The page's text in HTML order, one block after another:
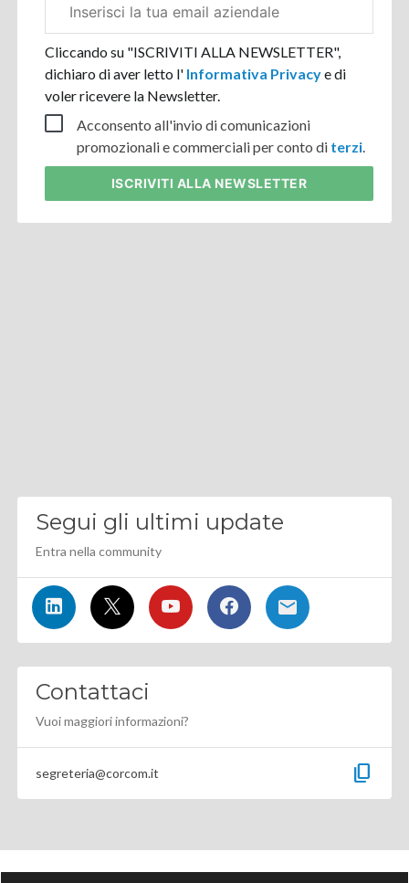
aziendale
Cliccando su "ISCRIVITI ALLA NEWSLETTER",
dichiaro di aver letto l' Informativa Privacye di
voler ricevere la Newsletter.
Acconsento all'invio di comunicazioni
promozionali e commerciali per conto di terzi.
ISCRIVITI ALLA NEWSLETTER
Segui gli ultimi update
Entra nella community
Contattaci
Vuoi maggiori informazioni?
segreteria@corcom.it content_copy